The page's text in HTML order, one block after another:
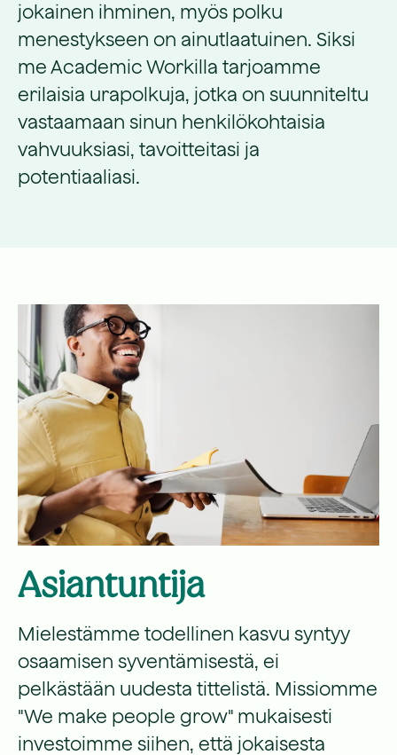
jokainen ihminen, myös polku
menestykseen on ainutlaatuinen. Siksi
me Academic Workilla tarjoamme
erilaisia urapolkuja, jotka on suunniteltu
vastaamaan sinun henkilökohtaisia
vahvuuksiasi, tavoitteitasi ja
potentiaaliasi.
Asiantuntija
Mielestämme todellinen kasvu syntyy
osaamisen syventämisestä, ei
pelkästään uudesta tittelistä. Missiomme
"We make people grow" mukaisesti
investoimme siihen, että jokaisesta